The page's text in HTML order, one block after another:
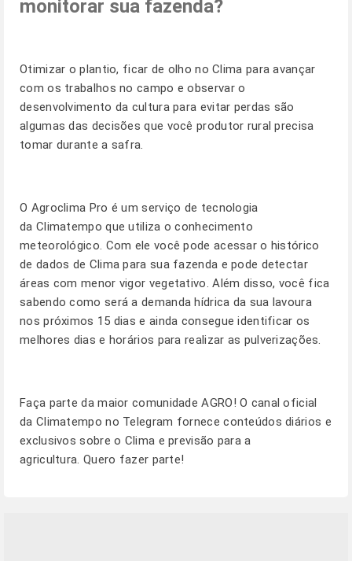
monitorar sua fazenda?
Otimizar o plantio, ficar de olho no Clima para avançar
com os trabalhos no campo e observar o
desenvolvimento da cultura para evitar perdas são
algumas das decisões que você produtor rural precisa
tomar durante a safra.
O Agroclima Pro é um serviço de tecnologia
da Climatempo que utiliza o conhecimento
meteorológico. Com ele você pode acessar o histórico
de dados de Clima para sua fazenda e pode detectar
áreas com menor vigor vegetativo. Além disso, você fica
sabendo como será a demanda hídrica da sua lavoura
nos próximos 15 dias e ainda consegue identificar os
melhores dias e horários para realizar as pulverizações.
Faça parte da maior comunidade AGRO! O canal oficial
da Climatempo no Telegram fornece conteúdos diários e
exclusivos sobre o Clima e previsão para a
agricultura. Quero fazer parte!